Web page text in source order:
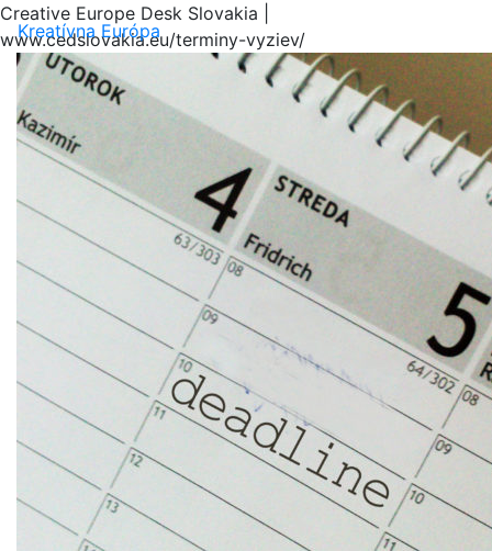
Creative Europe Desk Slovakia |
www.cedslovakia.eu/terminy-vyziev/
Kreatívna Európa